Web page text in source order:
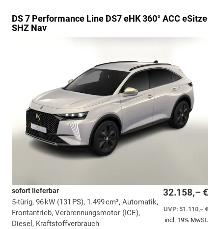
DS 7 Performance Line DS7 eHK 360° ACC eSitze
SHZ Nav
32.158,– €
UVP:51.110,– €
incl. 19% MwSt.
sofort lieferbar
5-türig, 96 kW (131 PS), 1.499 cm³, Automatik,
Frontantrieb, Verbrennungsmotor (ICE),
Diesel, Kraftstoffverbrauch